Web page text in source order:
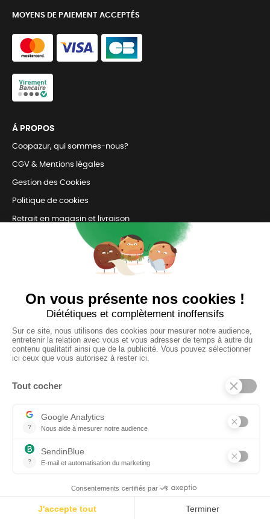
MOYENS DE PAIEMENT ACCEPTÉS
Á PROPOS
Coopazur, qui sommes-nous?
CGV & Mentions légales
Gestion des Cookies
Politique de cookies
Retrait en magasin et livraison
Nous sommes connectés
pour répondre à tous vos besoins
SUIVEZ-NOUS